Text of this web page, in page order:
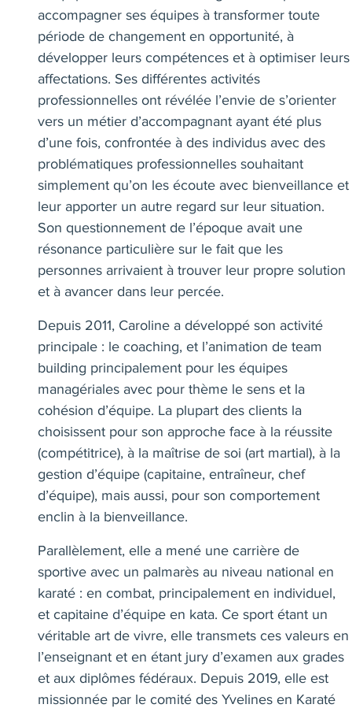
accompagner ses équipes à transformer toute
période de changement en opportunité, à
développer leurs compétences et à optimiser leurs
affectations. Ses différentes activités
professionnelles ont révélée l’envie de s’orienter
vers un métier d’accompagnant ayant été plus
d’une fois, confrontée à des individus avec des
problématiques professionnelles souhaitant
simplement qu’on les écoute avec bienveillance et
leur apporter un autre regard sur leur situation.
Son questionnement de l’époque avait une
résonance particulière sur le fait que les
personnes arrivaient à trouver leur propre solution
et à avancer dans leur percée.
Depuis 2011, Caroline a développé son activité
principale : le coaching, et l’animation de team
building principalement pour les équipes
managériales avec pour thème le sens et la
cohésion d’équipe. La plupart des clients la
choisissent pour son approche face à la réussite
(compétitrice), à la maîtrise de soi (art martial), à la
gestion d’équipe (capitaine, entraîneur, chef
d’équipe), mais aussi, pour son comportement
enclin à la bienveillance.
Parallèlement, elle a mené une carrière de
sportive avec un palmarès au niveau national en
karaté : en combat, principalement en individuel,
et capitaine d’équipe en kata. Ce sport étant un
véritable art de vivre, elle transmets ces valeurs en
l’enseignant et en étant jury d’examen aux grades
et aux diplômes fédéraux. Depuis 2019, elle est
missionnée par le comité des Yvelines en Karaté